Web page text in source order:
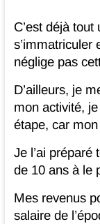
C’est déjà
s’immatriculer
néglige pas
D’ailleurs, je
mon activité,
étape, car
Je l’ai préparé
de 10 ans à le
Mes revenus
salaire de